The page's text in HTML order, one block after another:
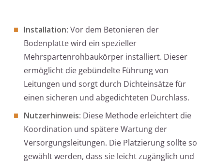
Installation: Vor dem Betonieren der
Bodenplatte wird ein spezieller
Mehrspartenrohbaukörper installiert. Dieser
ermöglicht die gebündelte Führung von
Leitungen und sorgt durch Dichteinsätze für
einen sicheren und abgedichteten Durchlass.
Nutzerhinweis: Diese Methode erleichtert die
Koordination und spätere Wartung der
Versorgungsleitungen. Die Platzierung sollte so
gewählt werden, dass sie leicht zugänglich und